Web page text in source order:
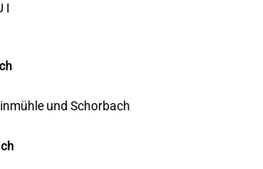
I
und Schorbach